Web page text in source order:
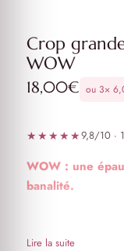
Crop
WOW
18,00€ ou 3×
★★★★★9,8/10 ·
WOW : une
banalité.
Un Coté
Lire la suite